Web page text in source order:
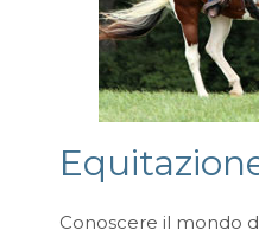
Conoscere il mondo